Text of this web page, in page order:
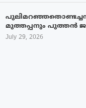
മുത്തപ്പനും പുത്തൻ
July 29, 2026